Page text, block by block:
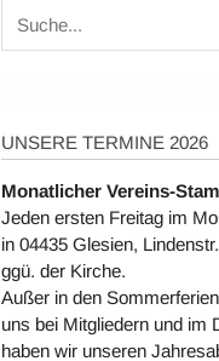
UNSERE TERMINE 2026
Monatlicher Vereins-
Jeden ersten Freitag im
in 04435 Glesien,
ggü. der Kirche.
Außer in den
uns bei Mitgliedern und im
haben wir unseren